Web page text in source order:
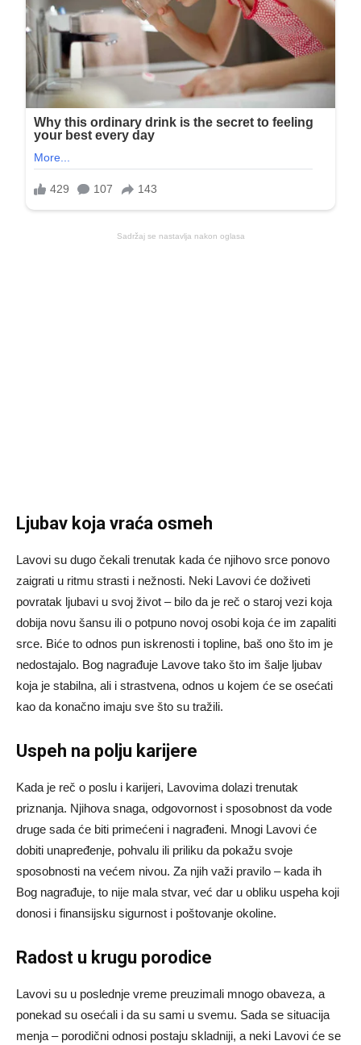
Sadržaj se nastavlja nakon oglasa
Ljubav koja vraća osmeh
Lavovi su dugo čekali trenutak kada će njihovo srce ponovo
zaigrati u ritmu strasti i nežnosti. Neki Lavovi će doživeti
povratak ljubavi u svoj život – bilo da je reč o staroj vezi koja
dobija novu šansu ili o potpuno novoj osobi koja će im zapaliti
srce. Biće to odnos pun iskrenosti i topline, baš ono što im je
nedostajalo. Bog nagrađuje Lavove tako što im šalje ljubav
koja je stabilna, ali i strastvena, odnos u kojem će se osećati
kao da konačno imaju sve što su tražili.
Uspeh na polju karijere
Kada je reč o poslu i karijeri, Lavovima dolazi trenutak
priznanja. Njihova snaga, odgovornost i sposobnost da vode
druge sada će biti primećeni i nagrađeni. Mnogi Lavovi će
dobiti unapređenje, pohvalu ili priliku da pokažu svoje
sposobnosti na većem nivou. Za njih važi pravilo – kada ih
Bog nagrađuje, to nije mala stvar, već dar u obliku uspeha koji
donosi i finansijsku sigurnost i poštovanje okoline.
Radost u krugu porodice
Lavovi su u poslednje vreme preuzimali mnogo obaveza, a
ponekad su osećali i da su sami u svemu. Sada se situacija
menja – porodični odnosi postaju skladniji, a neki Lavovi će se